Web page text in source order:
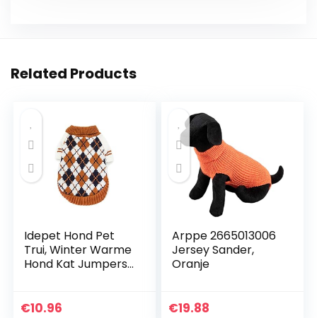
Related Products
Idepet Hond Pet
Trui, Winter Warme
Hond Kat Jumpers
Coat Kostuum
€10.96
Arppe 2665013006
Jersey Sander,
Oranje
€19.88